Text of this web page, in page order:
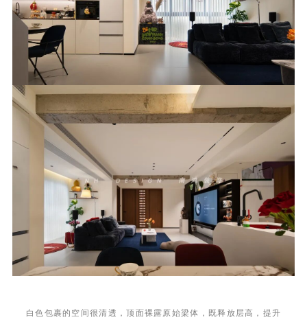
白色包裹的空间很清透，顶面裸露原始梁体，既释放层高，提升